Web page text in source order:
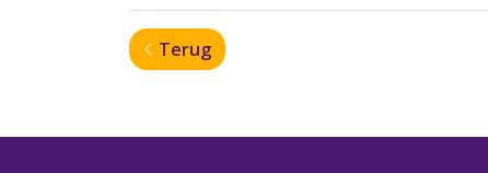
Terug